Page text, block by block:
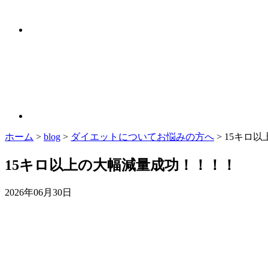
ホーム > blog > ダイエットについてお悩みの方へ > 15キロ以
15キロ以上の大幅減量成功！！！！
2026年06月30日